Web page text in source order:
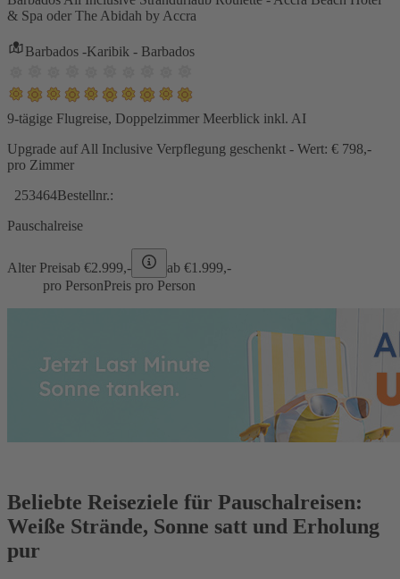
& Spa oder The Abidah by Accra
Barbados -Karibik - Barbados
9-tägige Flugreise, Doppelzimmer Meerblick inkl. AI
Upgrade auf All Inclusive Verpflegung geschenkt - Wert: € 798,-
pro Zimmer
253464Bestellnr.:
Pauschalreise
Alter Preisab €2.999,- ab €1.999,-
pro PersonPreis pro Person
Beliebte Reiseziele für Pauschalreisen:
Weiße Strände, Sonne satt und Erholung
pur